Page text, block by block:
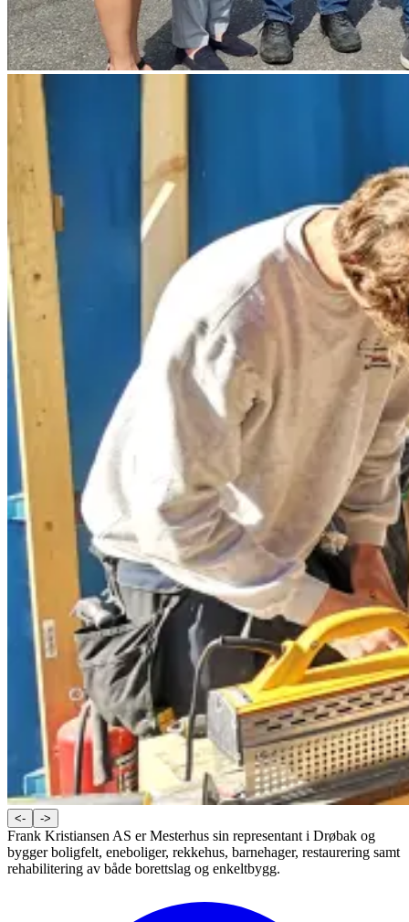
<- ->
Frank Kristiansen AS er Mesterhus sin representant i Drøbak og
bygger boligfelt, eneboliger, rekkehus, barnehager, restaurering samt
rehabilitering av både borettslag og enkeltbygg.